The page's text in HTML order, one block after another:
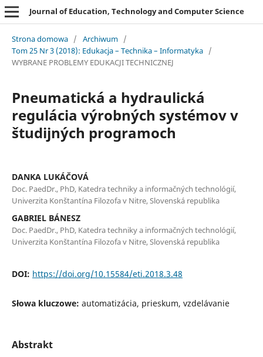
Journal of Education, Technology and Computer Science
Strona domowa / Archiwum /
Tom 25 Nr 3 (2018): Edukacja – Technika – Informatyka /
WYBRANE PROBLEMY EDUKACJI TECHNICZNEJ
Pneumatická a hydraulická
regulácia výrobných systémov v
študijných programoch
DANKA LUKÁČOVÁ
Doc. PaedDr., PhD, Katedra techniky a informačných technológií,
Univerzita Konštantína Filozofa v Nitre, Slovenská republika
GABRIEL BÁNESZ
Doc. PaedDr., PhD, Katedra techniky a informačných technológií,
Univerzita Konštantína Filozofa v Nitre, Slovenská republika
DOI: https://doi.org/10.15584/eti.2018.3.48
Słowa kluczowe: automatizácia, prieskum, vzdelávanie
Abstrakt